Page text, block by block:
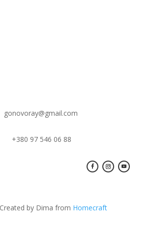
gonovoray@gmail.com
+380 97 546 06 88
by Dima from Homecraft